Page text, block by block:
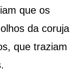
que os
da coruja
que traziam